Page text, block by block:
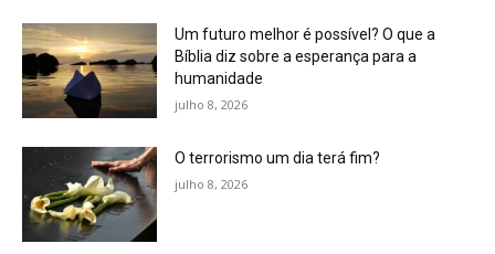
Um futuro melhor é possível? O que a
Bíblia diz sobre a esperança para a
humanidade
julho 8, 2026
O terrorismo um dia terá fim?
julho 8, 2026